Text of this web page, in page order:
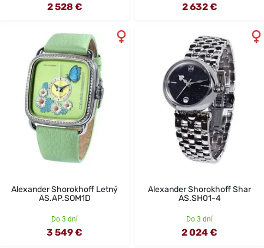
2 528 € 2 632 €
Alexander Shorokhoff Letný
AS.AP.SOM1D
Do 3 dní
3 549 €
Alexander Shorokhoff Shar
AS.SH01-4
Do 3 dní
2 024 €